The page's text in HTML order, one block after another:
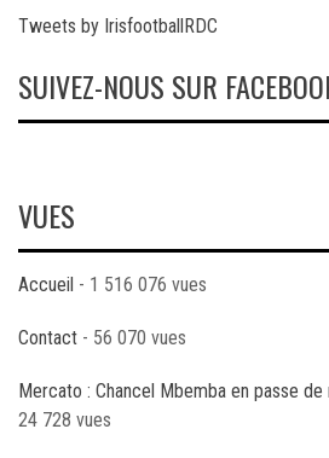
Tweets by IrisfootballRDC
SUIVEZ-NOUS SUR
VUES
Accueil - 1 516 076 vues
Contact - 56 070 vues
Mercato : Chancel Mbemba en passe
24 728 vues